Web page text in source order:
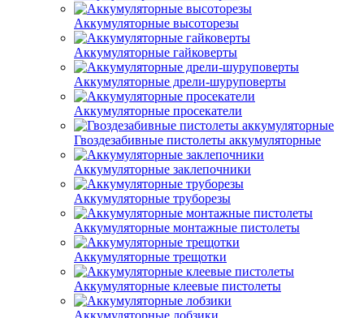
Аккумуляторные высоторезы
Аккумуляторные гайковерты
Аккумуляторные дрели-шуруповерты
Аккумуляторные просекатели
Гвоздезабивные пистолеты аккумуляторные
Аккумуляторные заклепочники
Аккумуляторные труборезы
Аккумуляторные монтажные пистолеты
Аккумуляторные трещотки
Аккумуляторные клеевые пистолеты
Аккумуляторные лобзики